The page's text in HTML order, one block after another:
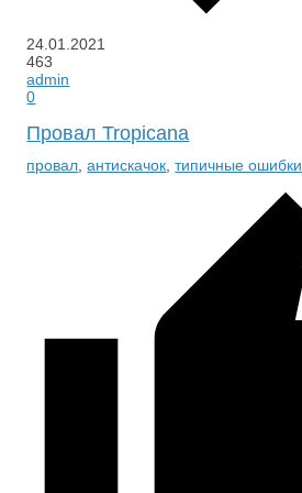
24.01.2021
463
admin
0
Провал Tropicana
провал ,антискачок ,типичные ошибки